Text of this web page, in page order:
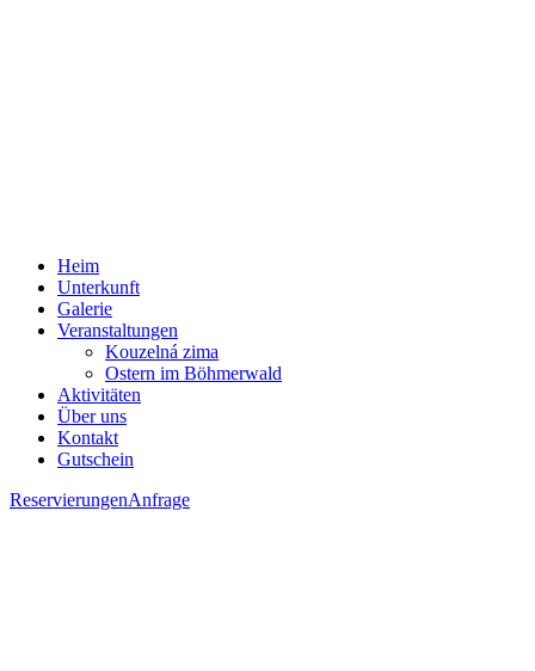
Heim
Unterkunft
Galerie
Veranstaltungen
Kouzelná zima
Ostern im Böhmerwald
Aktivitäten
Über uns
Kontakt
Gutschein
ReservierungenAnfrage